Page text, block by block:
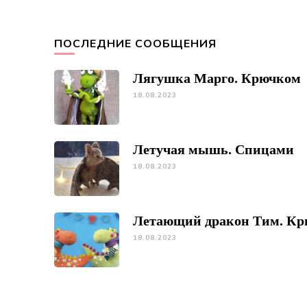
ПОСЛЕДНИЕ СООБЩЕНИЯ
Лягушка Марго. Крючком
18.08.2023
Летучая мышь. Спицами
18.08.2023
Летающий дракон Тим.
18.08.2023